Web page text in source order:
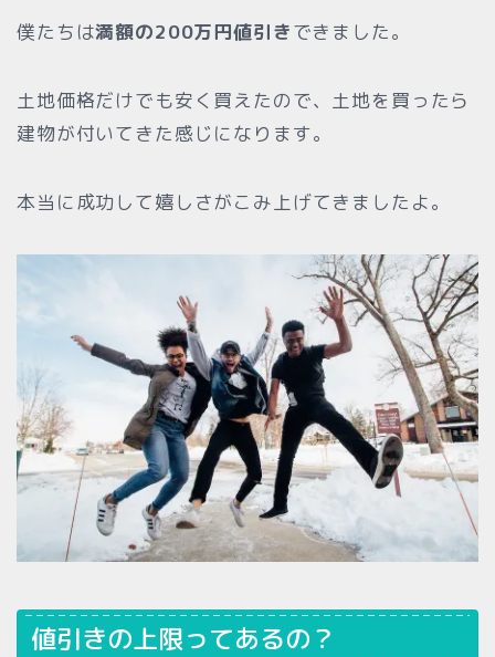
僕たちは満額の200万円値引きできました。
土地価格だけでも安く買えたので、土地を買ったら
建物が付いてきた感じになります。
本当に成功して嬉しさがこみ上げてきましたよ。
値引きの上限ってあるの？